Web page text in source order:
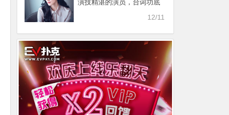
演技精湛的演员，台词功底
12/11